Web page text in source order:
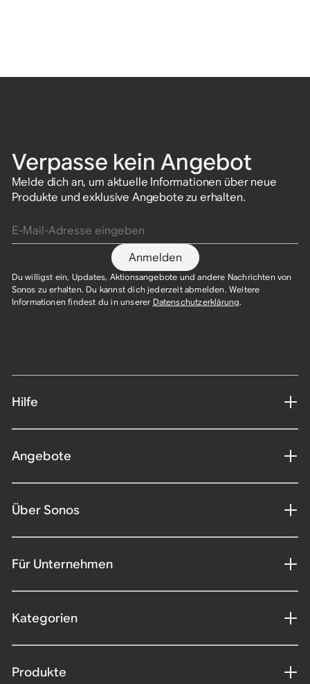
Verpasse kein Angebot
Melde dich an, um aktuelle Informationen über neue
Produkte und exklusive Angebote zu erhalten.
Anmelden
Du willigst ein, Updates, Aktionsangebote und andere Nachrichten von
Sonos zu erhalten. Du kannst dich jederzeit abmelden. Weitere
Informationen findest du in unserer Datenschutzerklärung.​
Hilfe
Angebote
Über Sonos
Für Unternehmen
Kategorien
Produkte